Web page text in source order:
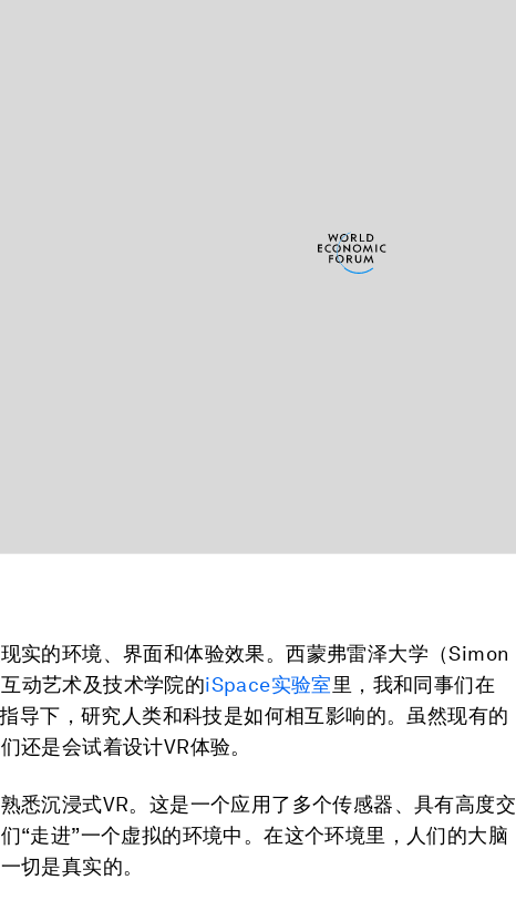
实的环境、界面和体验效果。西蒙弗雷泽大学（Simon
动艺术及技术学院的iSpace实验室里，我和同事们在
导下，研究人类和科技是如何相互影响的。虽然现有的
还是会试着设计VR体验。
悉沉浸式VR。这是一个应用了多个传感器、具有高度交
“走进”一个虚拟的环境中。在这个环境里，人们的大脑
切是真实的。